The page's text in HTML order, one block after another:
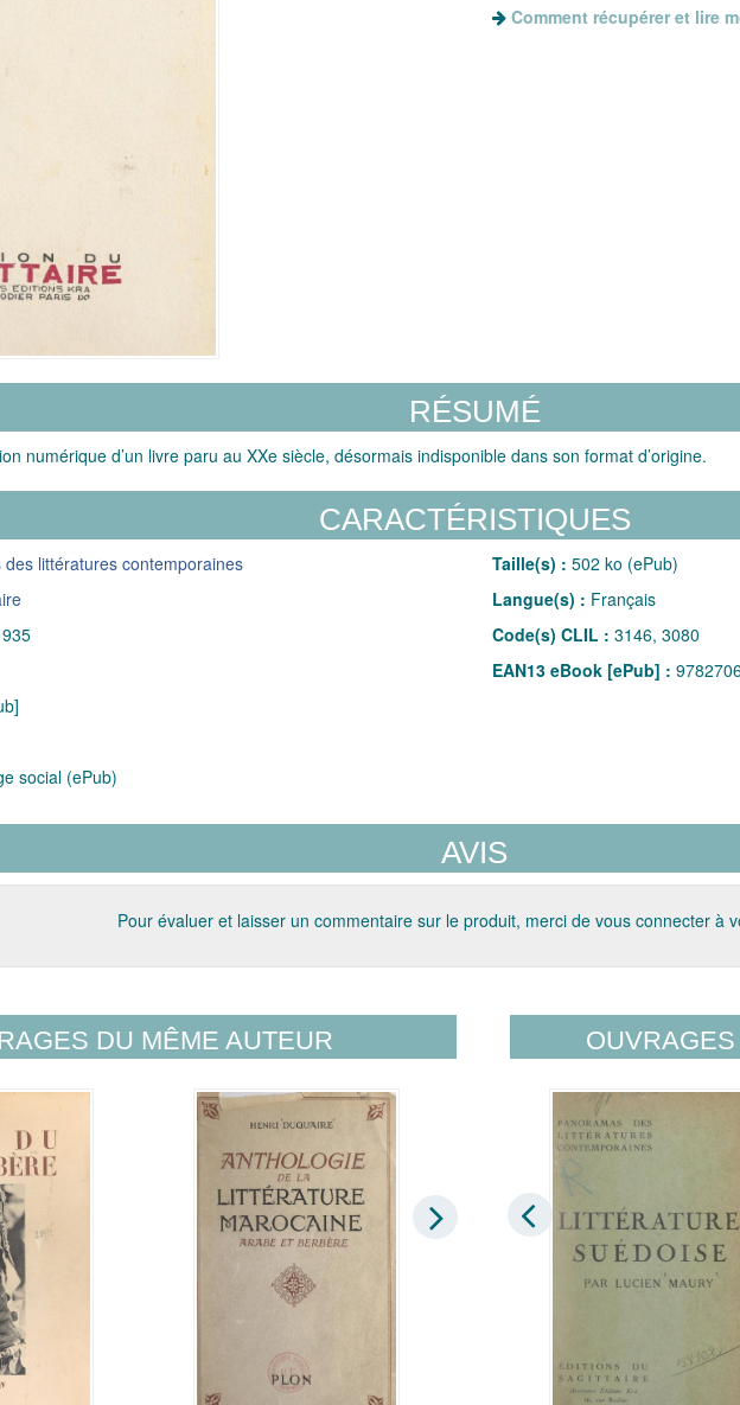
Comment récupérer et lire
RÉSUMÉ
numérique d’un livre paru au XXe siècle, désormais indisponible dans son format d’origine.
CARACTÉRISTIQUES
des littératures contemporaines
social (ePub)
Taille(s) : 502 ko (ePub)
Langue(s) : Français
Code(s) CLIL : 3146, 3080
EAN13 eBook [ePub] :
AVIS
Pour évaluer et laisser un commentaire sur le produit, merci de vous connecter à
DU MÊME AUTEUR